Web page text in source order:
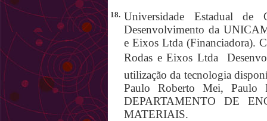
18. Universidade Estadual de
Desenvolvimento da
e Eixos Ltda (Financiadora).
Rodas e Eixos Ltda 
utilização da tecnologia
Paulo Roberto Mei, Paulo
DEPARTAMENTO DE
MATERIAIS.